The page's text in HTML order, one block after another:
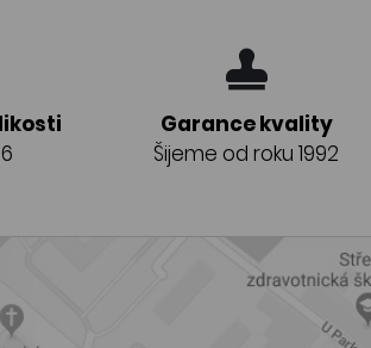
Garance kvality
Šijeme od roku 1992